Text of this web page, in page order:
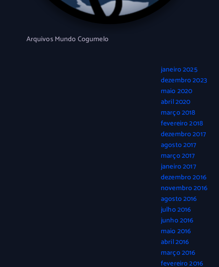
Arquivos Mundo Cogumelo
janeiro 2025
dezembro 2023
maio 2020
abril 2020
março 2018
fevereiro 2018
dezembro 2017
agosto 2017
março 2017
janeiro 2017
dezembro 2016
novembro 2016
agosto 2016
julho 2016
junho 2016
maio 2016
abril 2016
março 2016
fevereiro 2016